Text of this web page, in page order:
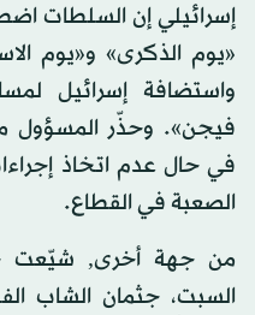
إسرائيلي إن السلطات
«يوم الذكرى» و«يوم
واستضافة إسرائيل
فيجن». وحذّر المسؤول
في حال عدم اتخاذ
الصعبة في القطاع.
من جهة أخرى, شيّعت
السبت، جثمان الشاب